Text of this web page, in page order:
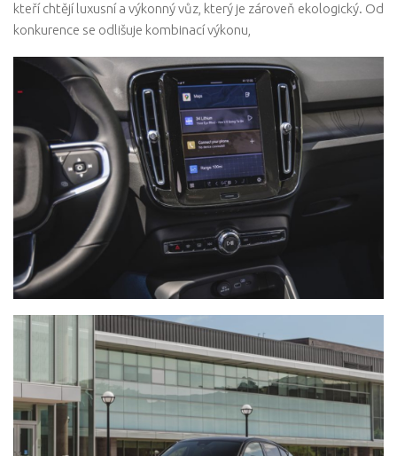
kteří chtějí luxusní a výkonný vůz, který je zároveň ekologický. Od
konkurence se odlišuje kombinací výkonu,